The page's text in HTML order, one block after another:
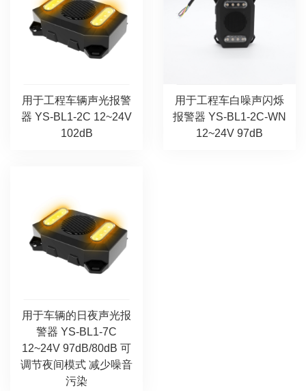
用于工程车辆声光报警
器 YS-BL1-2C 12~24V
102dB
用于工程车白噪声闪烁
报警器 YS-BL1-2C-WN
12~24V 97dB
用于车辆的日夜声光报
警器 YS-BL1-7C
12~24V 97dB/80dB 可
调节夜间模式 减少噪音
污染